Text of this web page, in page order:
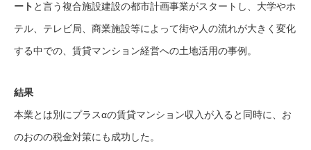
ート と言う複合施設建設の都市計画事業がスタートし、大学やホ
テル、テレビ局、商業施設等によって街や人の流れが大きく変化
する中での、賃貸マンション経営への土地活用の事例。
結果
本業とは別にプラスαの賃貸マンション収入が入ると同時に、お
のおのの税金対策にも成功した。